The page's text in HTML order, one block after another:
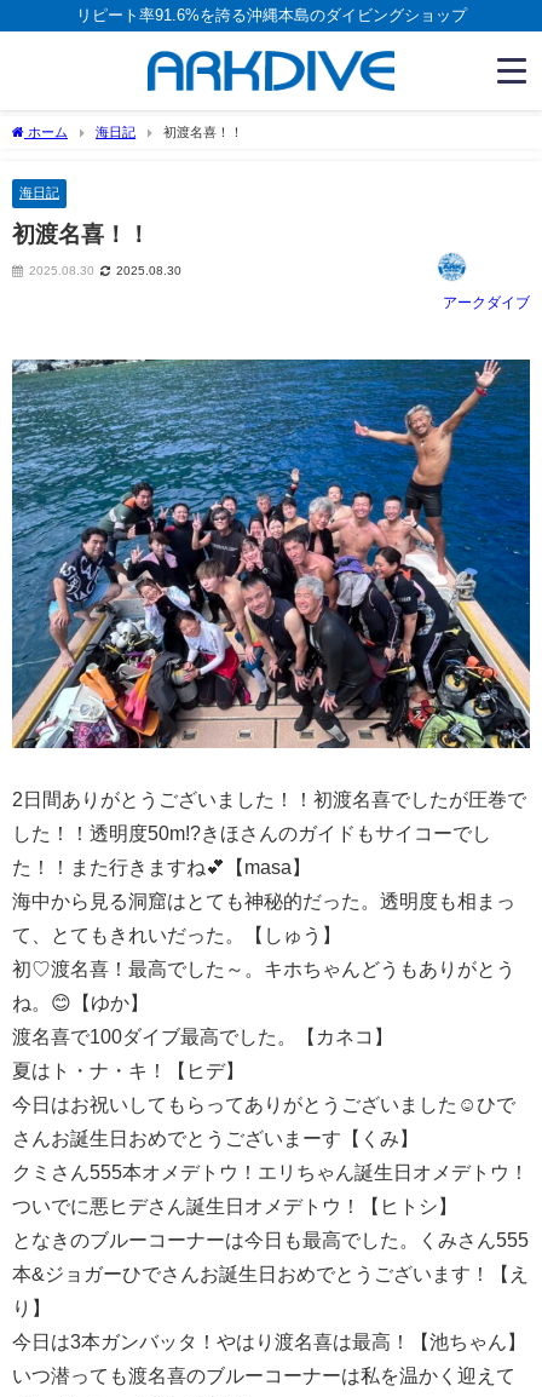
リピート率91.6%を誇る沖縄本島のダイビングショップ
ホーム 海日記 初渡名喜！！
海日記
初渡名喜！！
2025.08.30 2025.08.30
アークダイブ
2日間ありがとうございました！！初渡名喜でしたが圧巻で
した！！透明度50m!?きほさんのガイドもサイコーでし
た！！また行きますね💕【masa】
海中から見る洞窟はとても神秘的だった。透明度も相まっ
て、とてもきれいだった。【しゅう】
初♡渡名喜！最高でした～。キホちゃんどうもありがとう
ね。😊【ゆか】
渡名喜で100ダイブ最高でした。【カネコ】
夏はト・ナ・キ！【ヒデ】
今日はお祝いしてもらってありがとうございました☺ひで
さんお誕生日おめでとうございまーす【くみ】
クミさん555本オメデトウ！エリちゃん誕生日オメデトウ！
ついでに悪ヒデさん誕生日オメデトウ！【ヒトシ】
となきのブルーコーナーは今日も最高でした。くみさん555
本&ジョガーひでさんお誕生日おめでとうございます！【え
り】
今日は3本ガンバッタ！やはり渡名喜は最高！【池ちゃん】
いつ潜っても渡名喜のブルーコーナーは私を温かく迎えて